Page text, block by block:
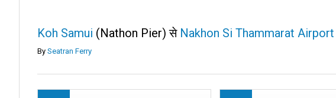
Koh Samui (Nathon Pier) से Nakhon Si Thammarat Airport
By Seatran Ferry